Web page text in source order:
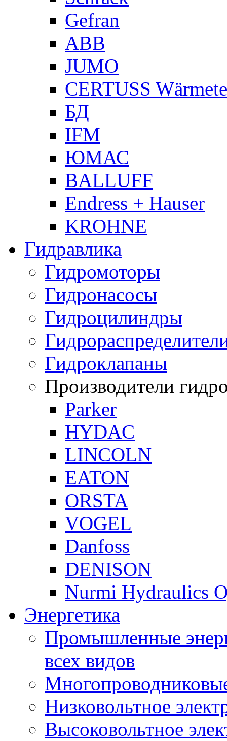
Gefran
ABB
JUMO
CERTUSS
БД
IFM
ЮМАС
BALLUFF
Endress + Hauser
KROHNE
Гидравлика
Гидромоторы
Гидронасосы
Гидроцилиндры
Гидроклапаны
Производители
Parker
HYDAC
LINCOLN
EATON
ORSTA
VOGEL
Danfoss
DENISON
Nurmi Hydraulics
Энергетика
Промышленные
всех видов
Низковольтное
Высоковольтное